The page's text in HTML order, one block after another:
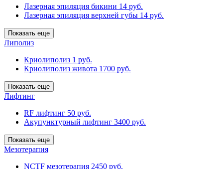
Лазерная эпиляция бикини 14 руб.
Лазерная эпиляция верхней губы 14 руб.
Показать еще
Липолиз
Криолиполиз 1 руб.
Криолиполиз живота 1700 руб.
Показать еще
Лифтинг
RF лифтинг 50 руб.
Акупунктурный лифтинг 3400 руб.
Показать еще
Мезотерапия
NCTF мезотерапия 2450 руб.